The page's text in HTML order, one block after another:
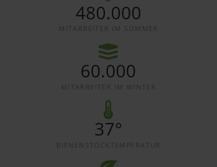
480.000
MITARBEITER IM SOMMER
60.000
MITARBEITER IM WINTER
37°
BIENENSTOCKTEMPERATUR